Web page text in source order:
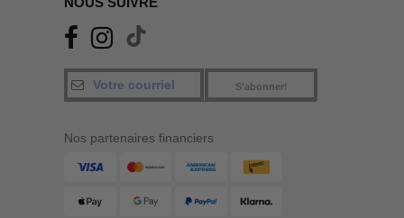
S'abonner!
Nos partenaires financiers